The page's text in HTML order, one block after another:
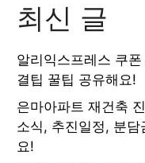
최신 글
알리익스프레스 쿠
결팁 꿀팁 공유해요!
은마아파트 재건축
소식, 추진일정, 분담
요!